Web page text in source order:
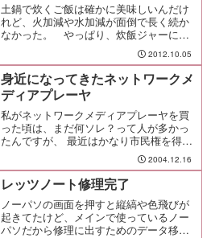
土鍋で炊くご飯は確かに美味しいんだけ
れど、火加減や水加減が面倒で長く続か
なかった。 やっぱり、炊飯ジャーに入
れてスイッチぽん！が楽だし。でも、こ
れは炊飯ジャーと同じくらい楽ちんなの
に、あの美味しい土鍋ご飯を作ることが
できてスバラシイ！取説を...
2012.10.05
身近になってきたネットワークメ
ディアプレーヤ
私がネットワークメディアプレーヤを買
った頃は、まだ何ソレ？って人が多かっ
たんですが、 最近はかなり市民権を得て
きたように感じます。 そんなネットワー
クメディアプレーヤの中で、最近の注目
株は長瀬産業のＤＶＸシリーズ。 無線
と有線の２タイプがあるんですが、何よ
りも注目されるのは、普通は裏方のサー
バソフト...
2004.12.16
レッツノート修理完了
ノーパソの画面を押すと縦縞や色飛びが
起きてたけど、メインで使っているノー
パソだから修理に出すためのデータ移行